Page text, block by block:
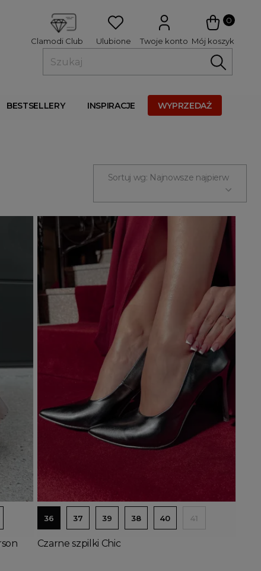
0
Mój koszyk
Twoje konto
Ulubione
Clamodi Club
BESTSELLERY INSPIRACJE WYPRZEDAŻ
Sortuj wg: Najnowsze najpierw
Dodaj do koszyka
36 37 39 38 40 41
Czarne szpilki Chic